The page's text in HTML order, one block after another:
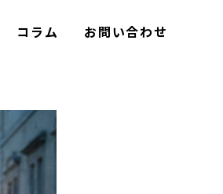
コラム お問い合わせ